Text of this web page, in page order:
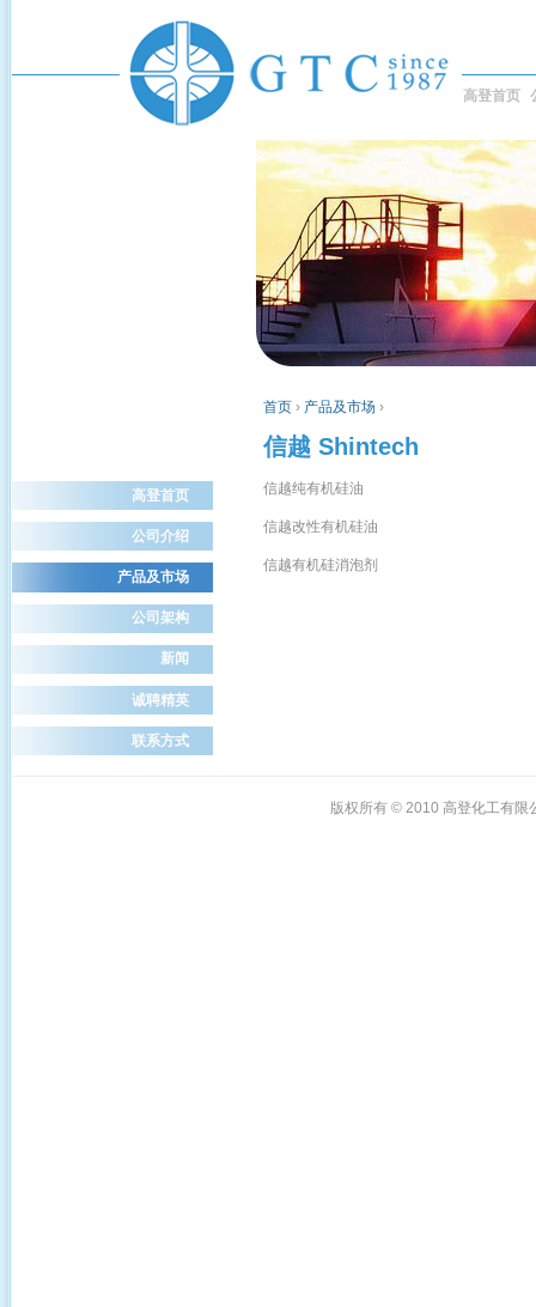
高登首页
首页 › 产品及市场 ›
信越 Shintech
信越纯有机硅油
信越改性有机硅油
信越有机硅消泡剂
高登首页
公司介绍
产品及市场
公司架构
新闻
诚聘精英
联系方式
版权所有 © 2010 高登化工有限